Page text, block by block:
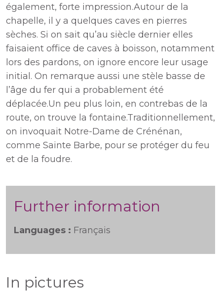
également, forte impression.Autour de la
chapelle, il y a quelques caves en pierres
sèches. Si on sait qu’au siècle dernier elles
faisaient office de caves à boisson, notamment
lors des pardons, on ignore encore leur usage
initial. On remarque aussi une stèle basse de
l’âge du fer qui a probablement été
déplacée.Un peu plus loin, en contrebas de la
route, on trouve la fontaine.Traditionnellement,
on invoquait Notre-Dame de Crénénan,
comme Sainte Barbe, pour se protéger du feu
et de la foudre.
Further information
Languages : Français
In pictures